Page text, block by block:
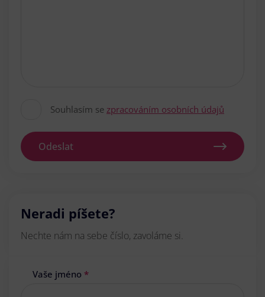
Souhlasím se zpracováním osobních údajů
Odeslat
Neradi píšete?
Nechte nám na sebe číslo, zavoláme si.
Vaše jméno *